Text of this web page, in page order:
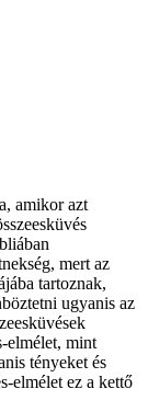
amikor azt
mert az
tartoznak,
ugyanis az
elmélet, mint
tényeket és
elmélet ez a kettő